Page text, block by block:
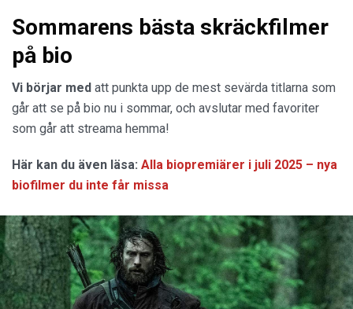
Sommarens bästa skräckfilmer
på bio
Vi börjar med att punkta upp de mest sevärda titlarna som
går att se på bio nu i sommar, och avslutar med favoriter
som går att streama hemma!
Här kan du även läsa: Alla biopremiärer i juli 2025 – nya
biofilmer du inte får missa